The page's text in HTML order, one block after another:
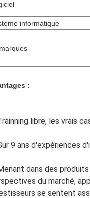
informatique
:
libre, les vrais
9 ans d'expériences
dans des
du marché,
se sentent